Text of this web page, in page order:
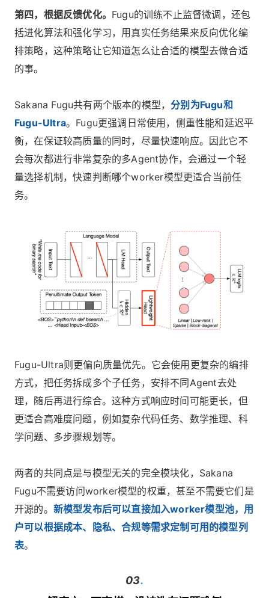
第四，根据反馈优化。 Fugu的训练不止监督微调，还包
括进化算法和强化学习，用真实任务结果来反向优化编
排策略，这种策略让它知道怎么让合适的模型去做合适
的事。
Sakana Fugu共有两个版本的模型，分别为Fugu和
Fugu-Ultra。Fugu更强调日常使用，侧重性能和延迟平
衡，在保证较高质量的同时，尽量快速响应。因此它不
会每次都进行非常复杂的多Agent协作，会通过一个轻
量选择机制，快速判断哪个worker模型更适合当前任
务。
Fugu-Ultra则更偏向质量优先。它会使用更复杂的编排
方式，把任务拆成多个子任务，安排不同Agent去处
理，随后再进行综合。这种方式响应时间可能更长，但
更适合高难度问题，例如复杂代码任务、数学推理、科
学问题、多步骤规划等。
两者的共同点是与模型无关的完全模块化，Sakana
Fugu不需要访问worker模型的权重，甚至不需要它们是
开源的。 新模型发布后可以直接加入worker模型池，用
户可以根据成本、隐私、合规等需求定制可用的模型列
表。
03.